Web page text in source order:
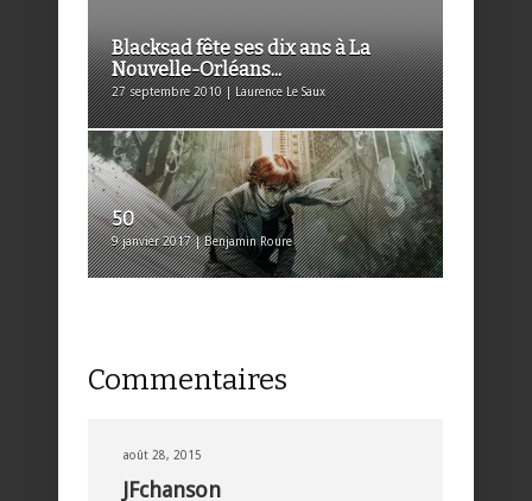
Blacksad fête ses dix ans à La
Nouvelle-Orléans...
27 septembre 2010 | Laurence Le Saux
50
9 janvier 2017 | Benjamin Roure
Commentaires
août 28, 2015
JFchanson